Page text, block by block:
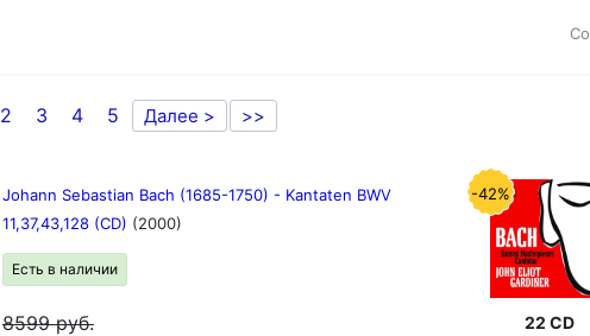
2 3 4 5 Далее > >>
Johann Sebastian Bach (1685-1750) - Kantaten BWV
11,37,43,128 (CD) (2000)
Есть в наличии
8599руб.
-42%
22 CD